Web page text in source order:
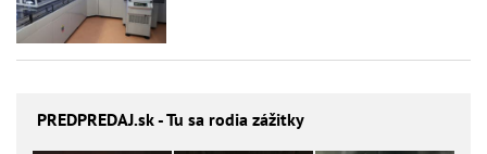
PREDPREDAJ.sk - Tu sa rodia zážitky